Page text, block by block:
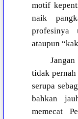
motif
naik
profesinya
ataupun
tidak
serupa
bahkan
memecat